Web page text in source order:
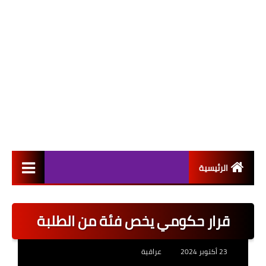
الرئيسية
اخبار القطاع العام
قرار حكومي يخص فئة من الطلبة
عراقية